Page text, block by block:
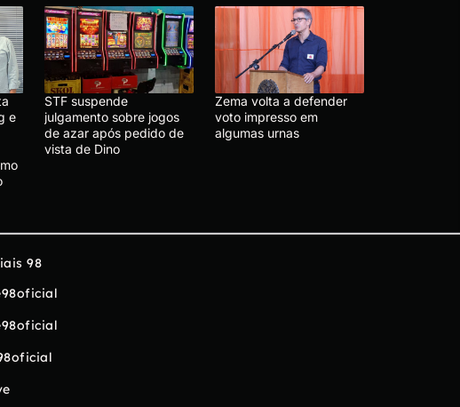
e
STF suspende
julgamento sobre jogos
de azar após pedido de
vista de Dino
Zema volta a defender
voto impresso em
algumas urnas
98